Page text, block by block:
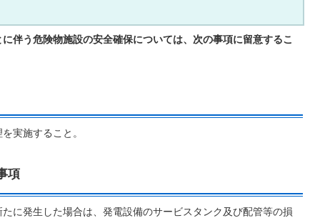
伴う危険物施設の安全確保については、次の事項に留意するこ
実施すること。
項
に発生した場合は、発電設備のサービスタンク及び配管等の損